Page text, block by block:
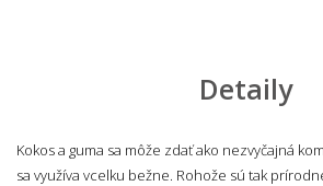
Detaily
Kokos a guma sa môže zdať ako nezvyčajná
sa využíva vcelku bežne. Rohože sú tak